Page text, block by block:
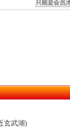
玄武湖)